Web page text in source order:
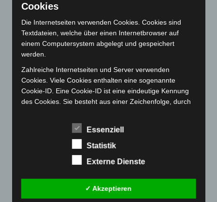
Juli 2022(133)
Juni 2022(167)
Mai 2022(177)
April 2022
März 2022(221)
Februar 2022(189)
Januar 2022(190)
(215)
(180)
Cookies
Die Internetseiten verwenden Cookies. Cookies sind
Textdateien, welche über einen Internetbrowser auf
einem Computersystem abgelegt und gespeichert
werden.
Zahlreiche Internetseiten und Server verwenden
Cookies. Viele Cookies enthalten eine sogenannte
Cookie-ID. Eine Cookie-ID ist eine eindeutige Kennung
des Cookies. Sie besteht aus einer Zeichenfolge, durch
Internetbrowser zugeordnet werden können, in dem das
Cookie gespeichert wurde. Dies ermöglicht es den
besuchten Internetseiten und Servern, den individuellen
Browser der betroffenen Person von anderen
Internetbrowsern, die andere Cookies enthalten, zu
über die eindeutige Cookie-ID wiedererkannt und
identifiziert werden.
Essenziell
Statistik
Externe Dienste
✓ Akzeptieren